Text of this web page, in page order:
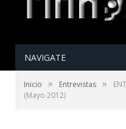
NAVIGATE
Inicio » Entrevistas »
(Mayo 2012)